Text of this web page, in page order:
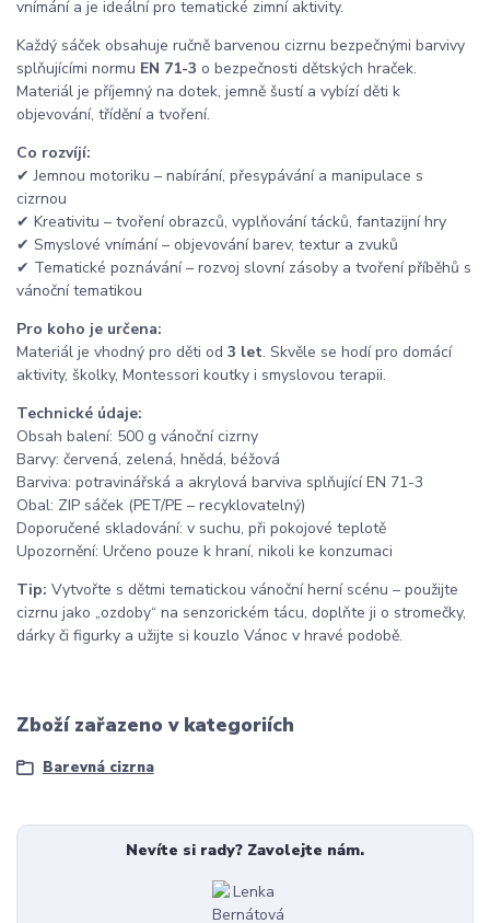
vnímání a je ideální pro tematické zimní aktivity.
Každý sáček obsahuje ručně barvenou cizrnu bezpečnými barvivy
splňujícími normu EN 71-3 o bezpečnosti dětských hraček.
Materiál je příjemný na dotek, jemně šustí a vybízí děti k
objevování, třídění a tvoření.
Co rozvíjí:
✔ Jemnou motoriku – nabírání, přesypávání a manipulace s
cizrnou
✔ Kreativitu – tvoření obrazců, vyplňování tácků, fantazijní hry
✔ Smyslové vnímání – objevování barev, textur a zvuků
✔ Tematické poznávání – rozvoj slovní zásoby a tvoření příběhů s
vánoční tematikou
Pro koho je určena:
Materiál je vhodný pro děti od 3 let. Skvěle se hodí pro domácí
aktivity, školky, Montessori koutky i smyslovou terapii.
Technické údaje:
Obsah balení: 500 g vánoční cizrny
Barvy: červená, zelená, hnědá, béžová
Barviva: potravinářská a akrylová barviva splňující EN 71-3
Obal: ZIP sáček (PET/PE – recyklovatelný)
Doporučené skladování: v suchu, při pokojové teplotě
Upozornění: Určeno pouze k hraní, nikoli ke konzumaci
Tip: Vytvořte s dětmi tematickou vánoční herní scénu – použijte
cizrnu jako „ozdoby“ na senzorickém tácu, doplňte ji o stromečky,
dárky či figurky a užijte si kouzlo Vánoc v hravé podobě.
Zboží zařazeno v kategoriích
Barevná cizrna
Nevíte si rady? Zavolejte nám.